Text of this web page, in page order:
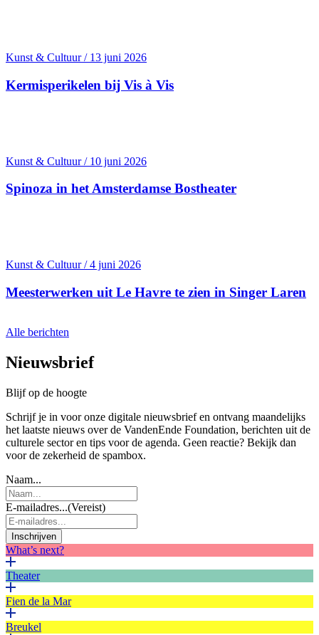
Kunst & Cultuur / 13 juni 2026
Kermis­perikelen bij Vis à Vis
Kunst & Cultuur / 10 juni 2026
Spinoza in het Amsterdamse Bostheater
Kunst & Cultuur / 4 juni 2026
Meesterwerken uit Le Havre te zien in Singer Laren
Alle berichten
Nieuwsbrief
Blijf op de hoogte
Schrijf je in voor onze digitale nieuwsbrief en ontvang maandelijks
het laatste nieuws over de VandenEnde Foundation, berichten uit de
culturele sector en tips voor de agenda. Geen reactie? Bekijk dan
voor de zekerheid de spambox.
Naam...
E-mailadres...(Vereist)
Inschrijven
What’s next?
Theater
Fien de la Mar
Breukel